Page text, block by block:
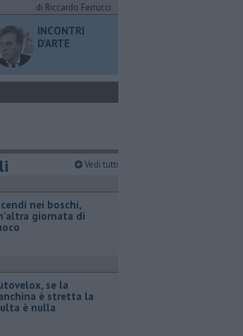
di Riccardo Ferrucci
INCONTRI
D'ARTE
Vedi tutti
nei boschi,
giornata di
se la
è stretta la
è nulla